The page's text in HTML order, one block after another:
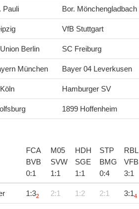
Pauli Bor. Mönchengladbach
VfB Stuttgart
Berlin SC Freiburg
München Bayer 04 Leverkusen
Hamburger SV
1899 Hoffenheim
FCA
BVB
0:1
M05
SVW
1:1
HDH
SGE
1:1
STP
BMG
0:4
RBL
VFB
3:1
1:32 2:1 1:2 2:1 3:14